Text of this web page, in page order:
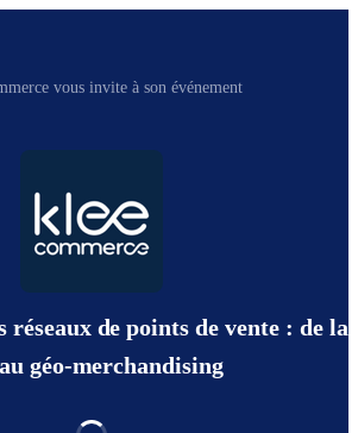
vous invite à son événement
réseaux de points de vente : de la
géo-merchandising